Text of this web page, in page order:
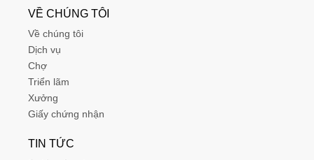
VỀ CHÚNG TÔI
Về chúng tôi
Dịch vụ
Chợ
Triển lãm
Xưởng
Giấy chứng nhận
TIN TỨC